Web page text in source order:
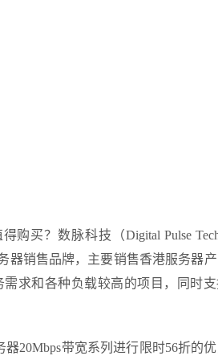
购买？数脉科技（Digital Pulse
器销售品牌，主要销售香港服务器
需求和各种负载较高的项目，同时
器20Mbps带宽系列进行限时56折的